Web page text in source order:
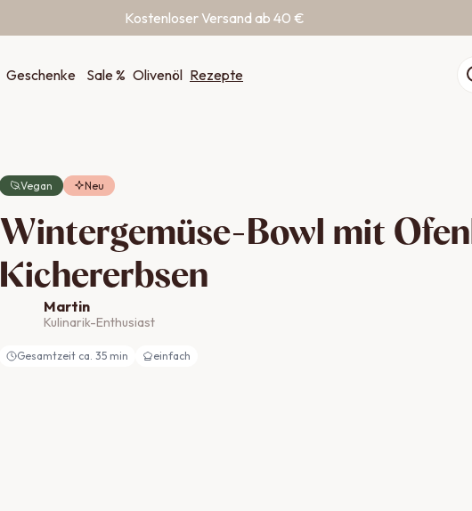
Kostenloser Versand ab 40 €
Geschenke Sale % Olivenöl Rezepte
Vegan Neu
Wintergemüse-Bowl mit
Kichererbsen
Martin
Kulinarik-Enthusiast
Gesamtzeit ca. 35 min einfach